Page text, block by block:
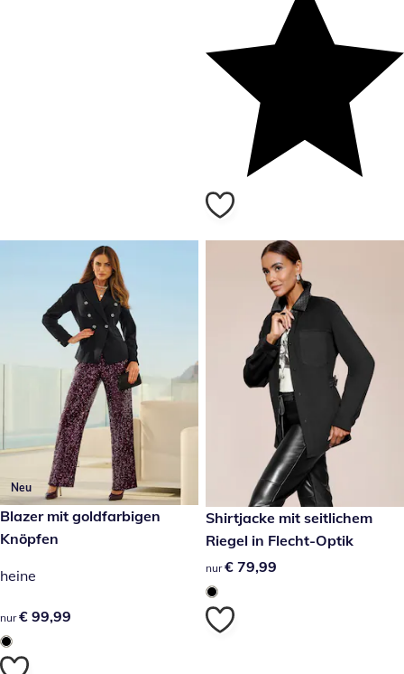
Neu
€ 99,99
Blazer mit goldfarbigen
Knöpfen
heine
€ 99,99
nur € 99,99
€ 79,99
Shirtjacke mit seitlichem
Riegel in Flecht-Optik
€ 79,99
nur € 79,99